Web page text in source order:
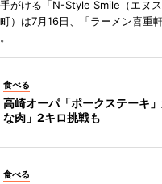
がける「N-Style Smile（エヌス
）は7月16日、「ラーメン喜重
食べる
高崎オーパ「ポークステーキ
な肉」2キロ挑戦も
食べる